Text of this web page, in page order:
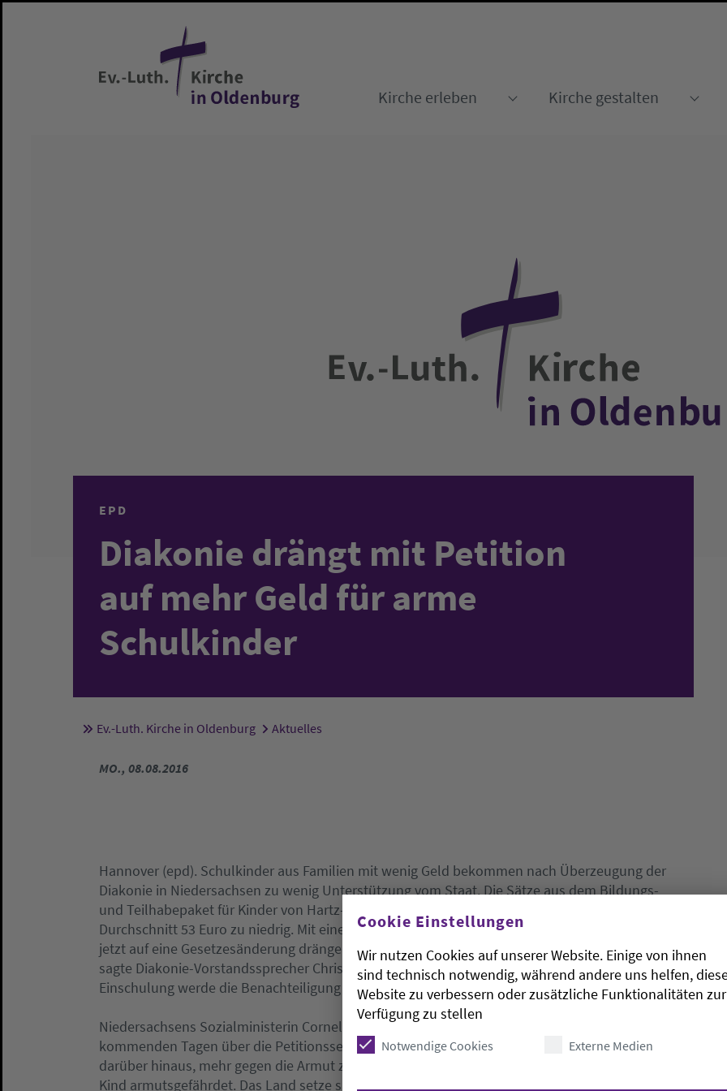
Kirche erleben
Kirche gestalten
EPD
Diakonie drängt mit Petition
auf mehr Geld für arme
Schulkinder
Sie sind hier:
Ev.-Luth. Kirche in Oldenburg Aktuelles
MO., 08.08.2016
Hannover (epd). Schulkinder aus Familien mit wenig Geld bekommen nach Überzeugung der
Diakonie in Niedersachsen zu wenig Unterstützung vom Staat. Die Sätze aus dem Bildungs-
und Teilhabepaket für Kinder von Hartz-IV-Beziehern in Höhe von jährlich 100 Euro seien im
Durchschnitt 53 Euro zu niedrig. Mit einem Petitionsaufruf an den Bundestag will die Diakonie
jetzt auf eine Gesetzesänderung drängen. "Die Bildungschancen entscheiden sich ganz früh",
sagte Diakonie-Vorstandssprecher Christoph Künkel am Montag in Hannover. Schon bei der
Einschulung werde die Benachteiligung mancher Kinder deutlich sichtbar.
Niedersachsens Sozialministerin Cornelia Rundt (SPD) unterstützte den Aufruf, der in den
kommenden Tagen über die Petitionsseite des Bundestages abrufbar sein soll. Sie forderte
darüber hinaus, mehr gegen die Armut zu unternehmen. In Niedersachsen sei jedes fünfte
Kind armutsgefährdet. Das Land setze sich deshalb dafür ein, die Sätze für Kinder bei den
Cookie Einstellungen
Wir nutzen Cookies auf unserer Website. Einige von ihnen
sind technisch notwendig, während andere uns helfen,
Website zu verbessern oder zusätzliche Funktionalitäten zur
Verfügung zu stellen
Notwendige Cookies Externe Medien